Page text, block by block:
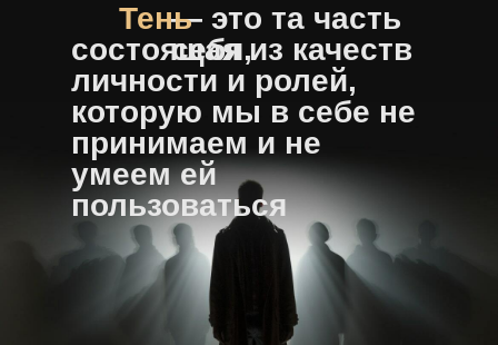
— это та часть
себя,
Тень
состоящая из качеств
личности и ролей,
которую мы в себе не
принимаем и не
умеем ей
пользоваться